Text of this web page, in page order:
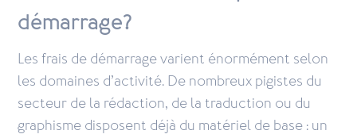
démarrage?
Les frais de démarrage varient énormément selon
les domaines d’activité. De nombreux pigistes du
secteur de la rédaction, de la traduction ou du
graphisme disposent déjà du matériel de base : un